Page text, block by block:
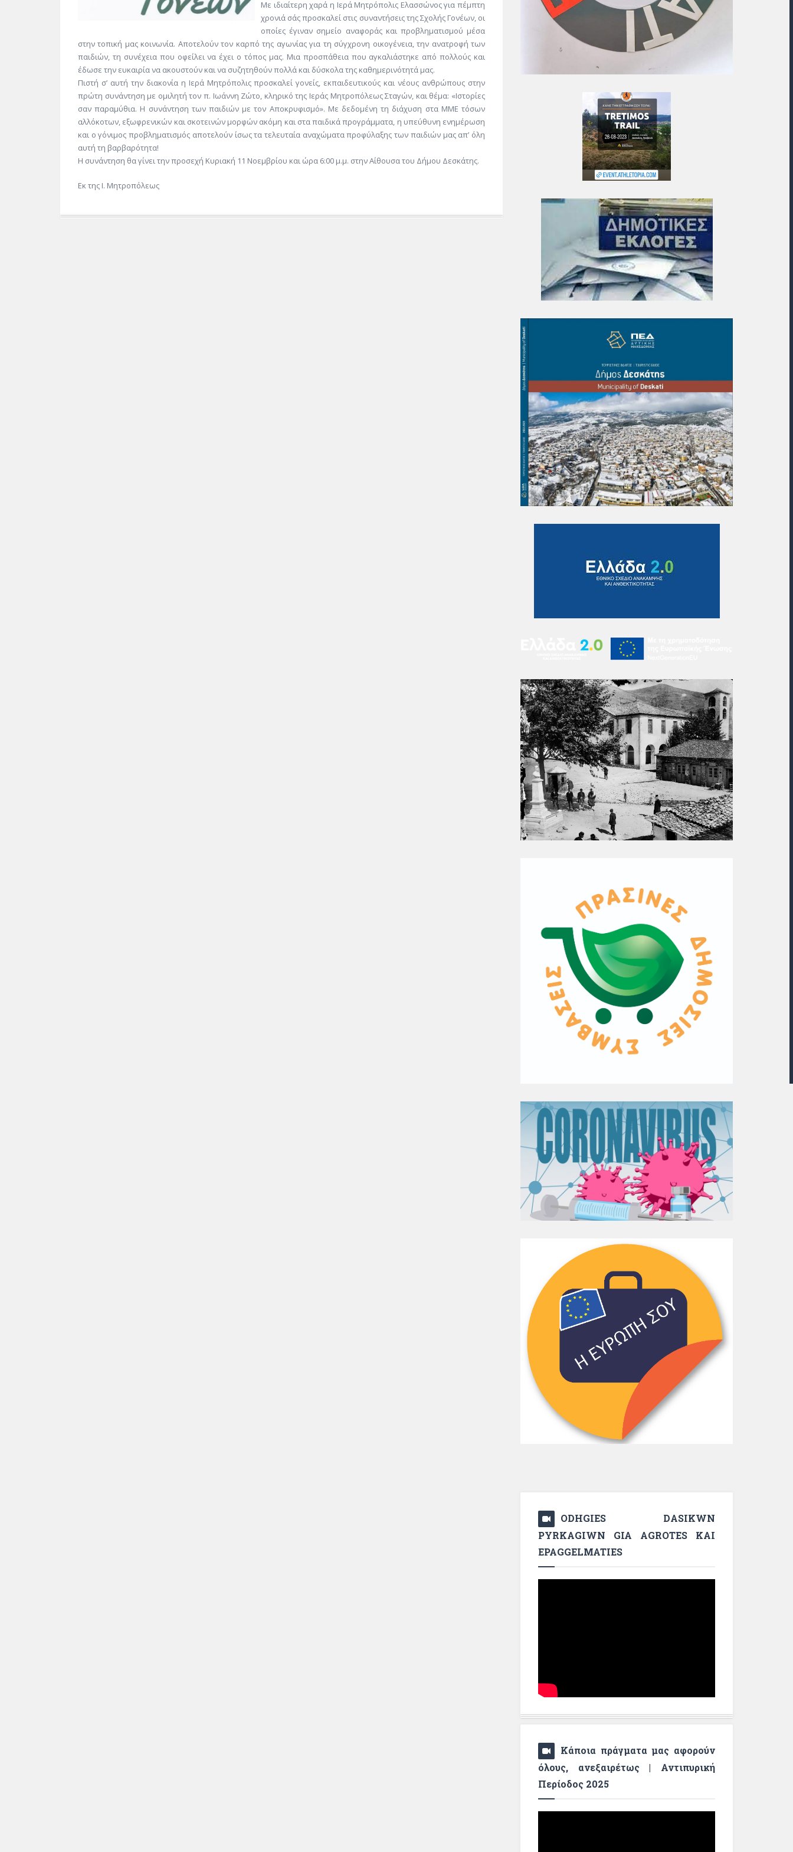
Με ιδιαίτερη χαρά η Ιερά Μητρόπολις Ελασσώνος για πέμπτη
χρονιά σάς προσκαλεί στις συναντήσεις της Σχολής Γονέων, οι
οποίες έγιναν σημείο αναφοράς και προβληματισμού μέσα
στην τοπική μας κοινωνία. Αποτελούν τον καρπό της αγωνίας για τη σύγχρονη οικογένεια, την ανατροφή των
παιδιών, τη συνέχεια που οφείλει να έχει ο τόπος μας. Μια προσπάθεια που αγκαλιάστηκε από πολλούς και
έδωσε την ευκαιρία να ακουστούν και να συζητηθούν πολλά και δύσκολα της καθημερινότητά μας.
Πιστή σ’ αυτή την διακονία η Ιερά Μητρόπολις προσκαλεί γονείς, εκπαιδευτικούς και νέους ανθρώπους στην
πρώτη συνάντηση με ομιλητή τον π. Ιωάννη Ζώτο, κληρικό της Ιεράς Μητροπόλεως Σταγών, και θέμα: «Ιστορίες
σαν παραμύθια. Η συνάντηση των παιδιών με τον Αποκρυφισμό». Με δεδομένη τη διάχυση στα ΜΜΕ τόσων
αλλόκοτων, εξωφρενικών και σκοτεινών μορφών ακόμη και στα παιδικά προγράμματα, η υπεύθυνη ενημέρωση
και ο γόνιμος προβληματισμός αποτελούν ίσως τα τελευταία αναχώματα προφύλαξης των παιδιών μας απ’ όλη
αυτή τη βαρβαρότητα!
Η συνάντηση θα γίνει την προσεχή Κυριακή 11 Νοεμβρίου και ώρα 6:00 μ.μ. στην Αίθουσα του Δήμου Δεσκάτης.
Εκ της Ι. Μητροπόλεως
ODHGIES DASIKWN
PYRKAGIWN GIA AGROTES KAI
EPAGGELMATIES
Κάποια πράγματα μας αφορούν
όλους, ανεξαιρέτως | Αντιπυρική
Περίοδος 2025